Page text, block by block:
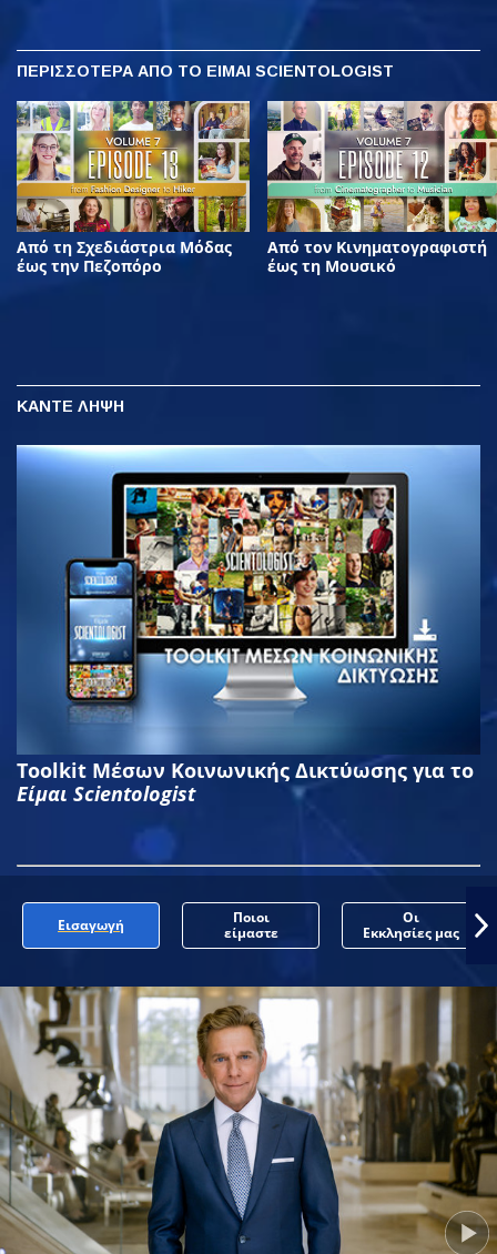
ΠΕΡΙΣΣΟΤΕΡΑ ΑΠΟ ΤΟ ΕΙΜΑΙ SCIENTOLOGIST
Από τη Σχεδιάστρια Μόδας
έως την Πεζοπόρο
Από τον Κινηματογραφιστή
έως τη Μουσικό
ΚΑΝΤΕ ΛΗΨΗ
Toolkit Μέσων Κοινωνικής Δικτύωσης για το
Είμαι Scientologist
Εισαγωγή
Ποιοι
είμαστε
Οι
Εκκλησίες μας